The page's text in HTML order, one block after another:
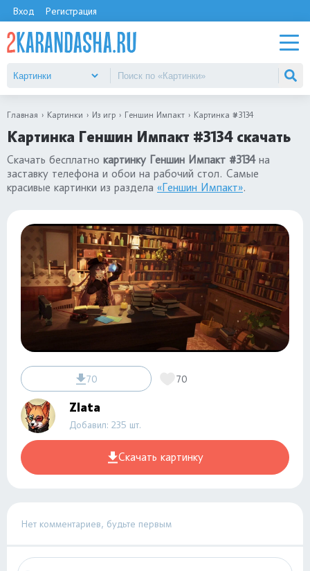
Вход Регистрация
Главная Картинки Из игр Геншин Импакт Картинка #3134
Картинка Геншин Импакт #3134 скачать
Скачать бесплатно картинку Геншин Импакт #3134на
заставку телефона и обои на рабочий стол. Самые
красивые картинки из раздела «Геншин Импакт».
70 70
Zlata
Добавил: 235 шт.
Скачать картинку
Нет комментариев, будьте первым